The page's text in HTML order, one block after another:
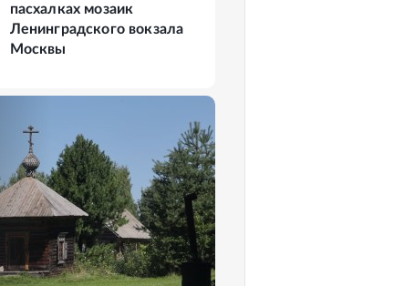
пасхалках мозаик
Ленинградского вокзала
Москвы